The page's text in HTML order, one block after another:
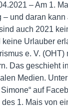
– Am 1.
– und daran kann
auch 2021
Urlauber
e. V. (OHT)
Das geschieht
Medien.
auf
des 1. Mais von